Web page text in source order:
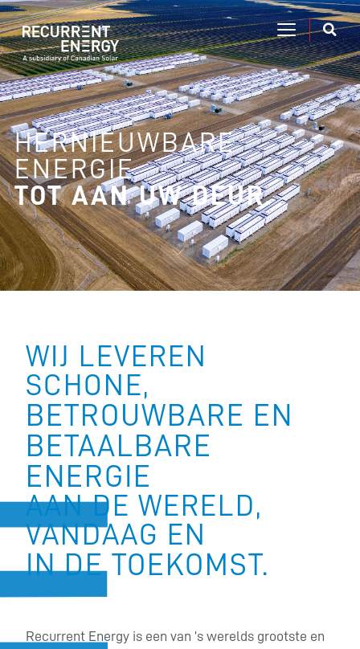
HERNIEUWBARE
ENERGIE
TOT AAN UW DEUR.
WIJ LEVEREN
SCHONE,
BETROUWBARE EN
BETAALBARE
ENERGIE
AAN DE WERELD,
VANDAAG EN
IN DE TOEKOMST.
Recurrent Energy is een van ’s werelds grootste en